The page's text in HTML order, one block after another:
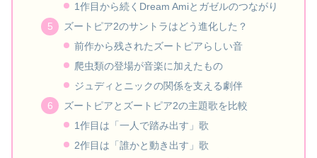
1作目から続くDream Amiとガゼルのつながり
ズートピア2のサントラはどう進化した？
前作から残されたズートピアらしい音
爬虫類の登場が音楽に加えたもの
ジュディとニックの関係を支える劇伴
ズートピアとズートピア2の主題歌を比較
1作目は「一人で踏み出す」歌
2作目は「誰かと動き出す」歌